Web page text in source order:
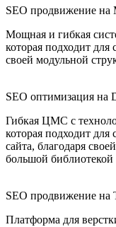
SEO продвижение на
Мощная и гибкая
которая подходит для
своей модульной
SEO оптимизация на
Гибкая ЦМС с
которая подходит
сайта, благодаря
большой
SEO продвижение на
Платформа для